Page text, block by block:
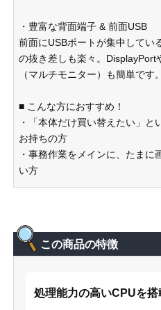
・豊富な背面端子 & 前面USB
前面にUSBポートが集中してい
の抜き差しも楽々。DisplayPort
（マルチモニター）も簡単です。
■ こんな方におすすめ！
・「本体だけ買い替えたい」
お持ちの方
・事務作業をメインに、たま
い方
この商品の特徴
処理能力の高いCPUを搭